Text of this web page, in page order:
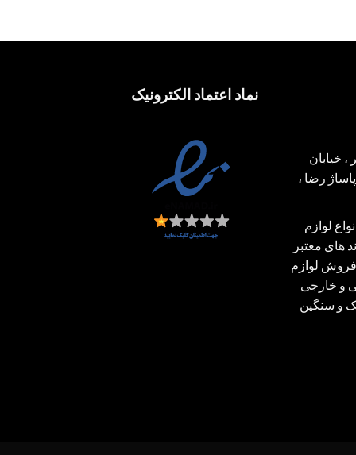
، خیابان
رضا ،
لوازم
های معتبر
لوازم
و خارجی
و سنگین
نماد اعتماد الکترونیک